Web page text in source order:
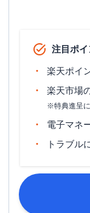
マイル還元率（最
旅行傷害保険
注目ポイ
楽天ポイ
楽天市場
※特典進呈
電子マネ
トラブル